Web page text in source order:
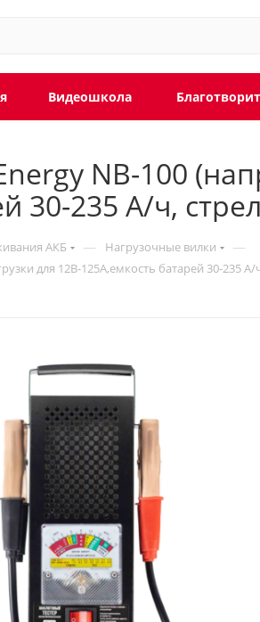
Видеошкола
NB-100
30-235 А/ч,
АКБ — Нагрузочные вилки —
для 12В-125А,емкость батарей 30-235